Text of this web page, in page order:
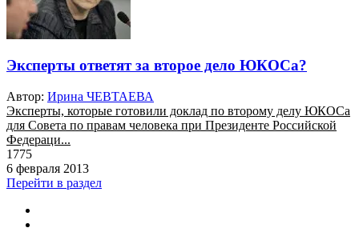
Эксперты ответят за второе дело ЮКОСа?
Автор: Ирина ЧЕВТАЕВА
Эксперты, которые готовили доклад по второму делу ЮКОСа
для Совета по правам человека при Президенте Российской
Федераци...
1775
6 февраля 2013
Перейти в раздел